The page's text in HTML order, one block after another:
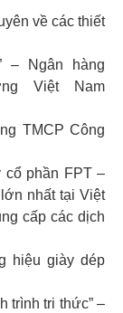
về các thiết
– Ngân hàng
Việt Nam
TMCP Công
cổ phần FPT –
nhất tại Việt
cấp các dịch
hiệu giày dép
trình tri thức” –